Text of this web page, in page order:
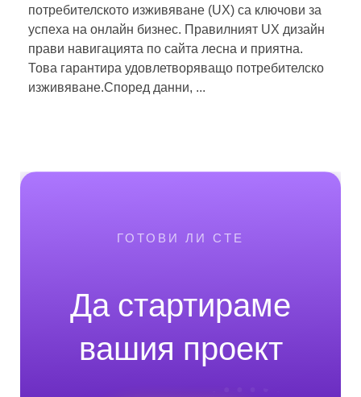
потребителското изживяване (UX) са ключови за
успеха на онлайн бизнес. Правилният UX дизайн
прави навигацията по сайта лесна и приятна.
Това гарантира удовлетворяващо потребителско
изживяване.Според данни, ...
ГОТОВИ ЛИ СТЕ
Да стартираме
вашия проект